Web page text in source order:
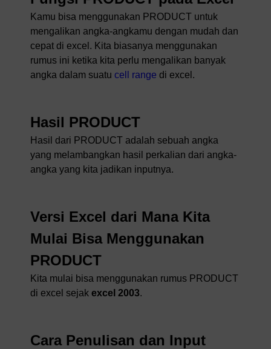
Kamu bisa menggunakan PRODUCT untuk
mengalikan angka-angkamu dengan mudah dan
cepat di excel. Kita biasanya menggunakan
rumus ini ketika kita perlu mengalikan banyak
angka dalam suatu cell range di excel.
Hasil PRODUCT
Hasil dari PRODUCT adalah sebuah angka
yang melambangkan hasil perkalian dari angka-
angka yang kita jadikan inputnya.
Versi Excel dari Mana Kita
Mulai Bisa Menggunakan
PRODUCT
Kita mulai bisa menggunakan rumus PRODUCT
di excel sejak excel 2003.
Cara Penulisan dan Input